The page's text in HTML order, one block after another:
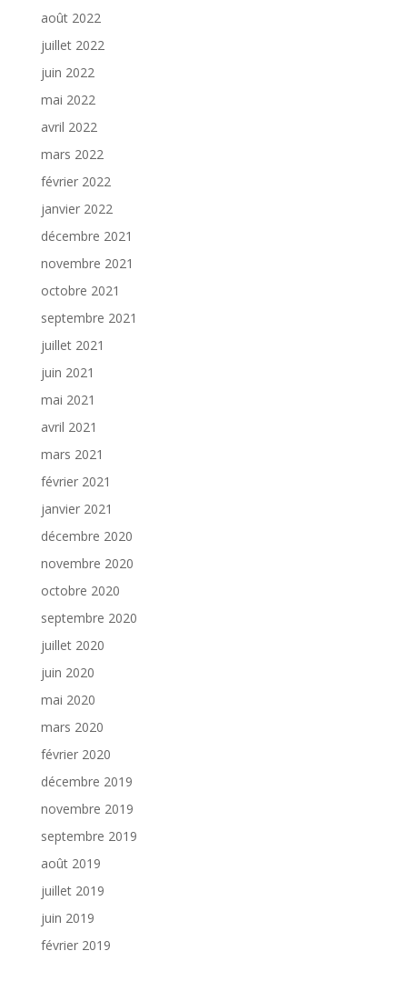
août 2022
juillet 2022
juin 2022
mai 2022
avril 2022
mars 2022
février 2022
janvier 2022
décembre 2021
novembre 2021
octobre 2021
septembre 2021
juillet 2021
juin 2021
mai 2021
avril 2021
mars 2021
février 2021
janvier 2021
décembre 2020
novembre 2020
octobre 2020
septembre 2020
juillet 2020
juin 2020
mai 2020
mars 2020
février 2020
décembre 2019
novembre 2019
septembre 2019
août 2019
juillet 2019
juin 2019
février 2019